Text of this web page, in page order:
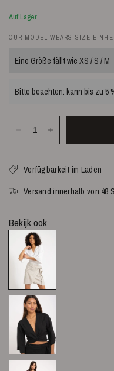
Auf Lager
OUR MODEL WEARS SIZE
Eine Größe fällt wie XS / S / M
Bitte beachten: kann bis zu 5
Verfügbarkeit im Laden
Versand innerhalb von 48
Bekijk ook